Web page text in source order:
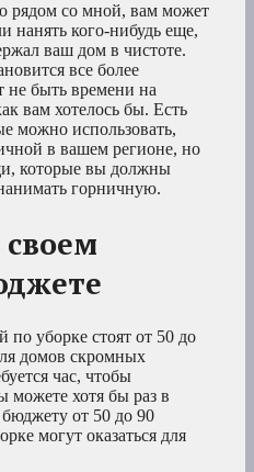
рядом со мной, вам может
нанять кого-нибудь еще,
ваш дом в чистоте.
все более
не быть времени на
вам хотелось бы. Есть
можно использовать,
в вашем регионе, но
которые вы должны
горничную.
уборке стоят от 50 до
домов скромных
час, чтобы
можете хотя бы раз в
от 50 до 90
могут оказаться для